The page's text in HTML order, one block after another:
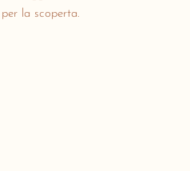
la scoperta.